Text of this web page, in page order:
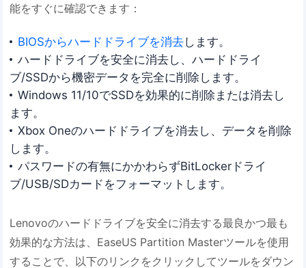
能をすぐに確認できます：
BIOSからハードドライブを消去します。
ハードドライブを安全に消去し、ハードドライ
ブ/SSDから機密データを完全に削除します。
Windows 11/10でSSDを効果的に削除または消去し
ます。
Xbox Oneのハードドライブを消去し、データを削除
します。
パスワードの有無にかかわらずBitLockerドライ
ブ/USB/SDカードをフォーマットします。
Lenovoのハードドライブを安全に消去する最良かつ最も
効果的な方法は、EaseUS Partition Masterツールを使用
することで、以下のリンクをクリックしてツールをダウン